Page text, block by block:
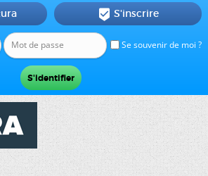
Se souvenir de moi ?
 S'inscrire